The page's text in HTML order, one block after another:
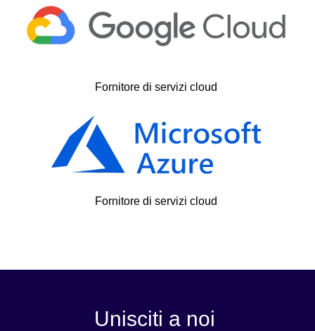
Fornitore di servizi cloud
Fornitore di servizi cloud
Unisciti a noi